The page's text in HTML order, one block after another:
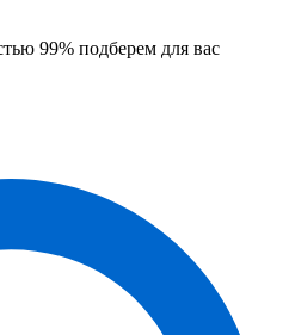
99% подберем для вас